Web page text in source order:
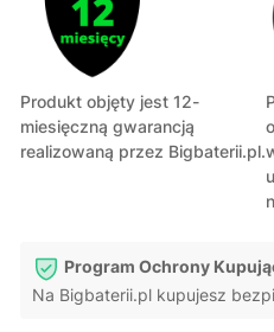
Produkt objęty jest 12-
miesięczną gwarancją
realizowaną przez Bigbaterii.pl.
Program Ochrony
Na Bigbaterii.pl kupujesz